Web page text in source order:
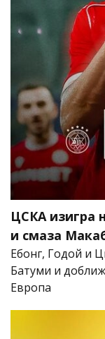
ЦСКА изигра
и смаза
Ебонг, Годой и
Батуми и
Европа